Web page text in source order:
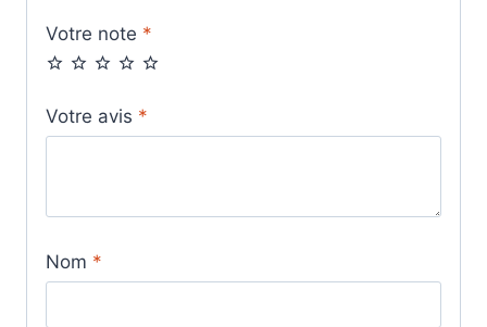
Votre note *
Votre avis *
Nom *